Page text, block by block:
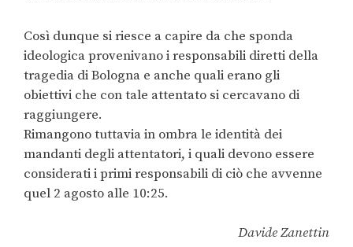
Così dunque si riesce a capire da che sponda
ideologica provenivano i responsabili diretti della
tragedia di Bologna e anche quali erano gli
obiettivi che con tale attentato si cercavano di
raggiungere.
Rimangono tuttavia in ombra le identità dei
mandanti degli attentatori, i quali devono essere
considerati i primi responsabili di ciò che avvenne
quel 2 agosto alle 10:25.
Davide Zanettin